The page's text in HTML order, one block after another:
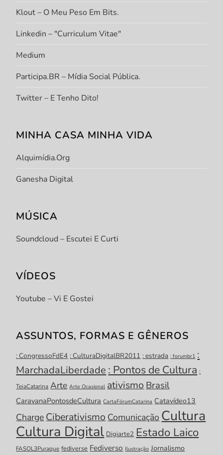
Klout – O Meu Peso Em Bits.
Linkedin – "Curriculum Vitae"
Medium
Participa.BR – Mídia Social Pública.
Twitter – E Tenho Dito!
MINHA CASA MINHA VIDA
Alquimídia.org
Ganesha Digital
MÚSICA
Soundcloud – Escutei E Curti
VÍDEOS
Youtube – Vi E Gostei
ASSUNTOS, FORMAS E GÊNEROS
: CongressoFdE4 : CulturaDigitalBR2011 : estrada : forumbr1 :
MarchadaLiberdade : Pontos de Cultura :
TeiaCatarina Arte Arte Ocasional ativismo Brasil
CaravanaPontosdeCultura CartaFórumCatarina Catavídeo13
Charge Ciberativismo Comunicação Cultura
Cultura Digital Digiarte2 Estado Laico
FASOL3Puraque fediverse Fediverso Ilustração Jornalismo